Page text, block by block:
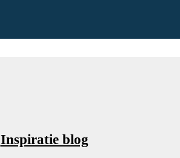
Inspiratie blog